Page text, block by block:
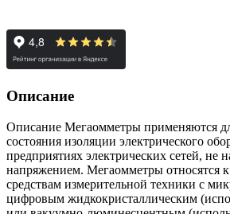
Описание
Описание Мегаомметры применяются
состояния изоляции электрического
предприятиях электрических сетей, не
напряжением. Мегаомметры относятся
средствам измерительной техники с
цифровым жидкокристаллическим